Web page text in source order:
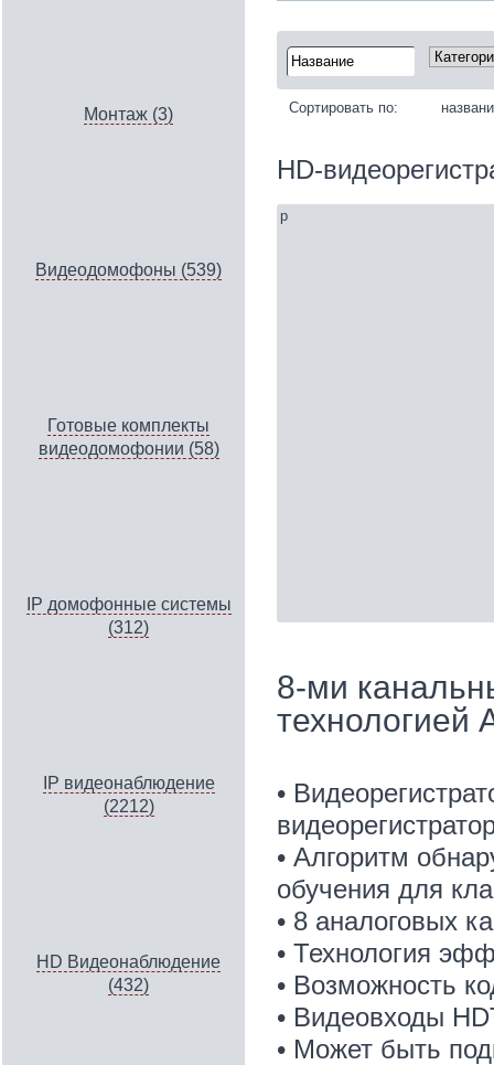
Монтаж (3)
Видеодомофоны (539)
Готовые комплекты
видеодомофонии (58)
IP домофонные системы
(312)
IP видеонаблюдение
(2212)
HD Видеонаблюдение
(432)
Сортировать по:
HD-
p
8-ми
технологией
•
• Алгоритм
обучения для
• 8 аналоговых
• Технология
• Возможность
• Видеовходы
• Может быть